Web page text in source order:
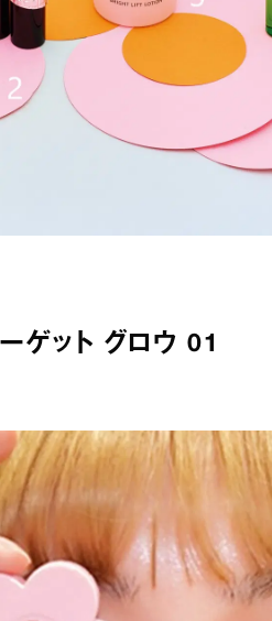
ゲット グロウ 01